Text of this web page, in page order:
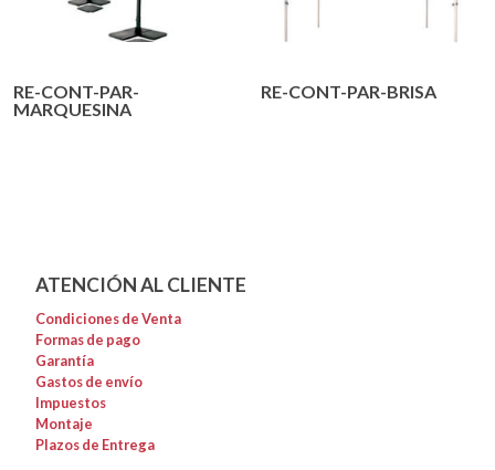
RE-CONT-PAR-
MARQUESINA
RE-CONT-PAR-BRISA
ATENCIÓN AL CLIENTE
Condiciones de Venta
Formas de pago
Garantía
Gastos de envío
Impuestos
Montaje
Plazos de Entrega